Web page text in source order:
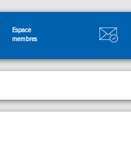
Espace
membres